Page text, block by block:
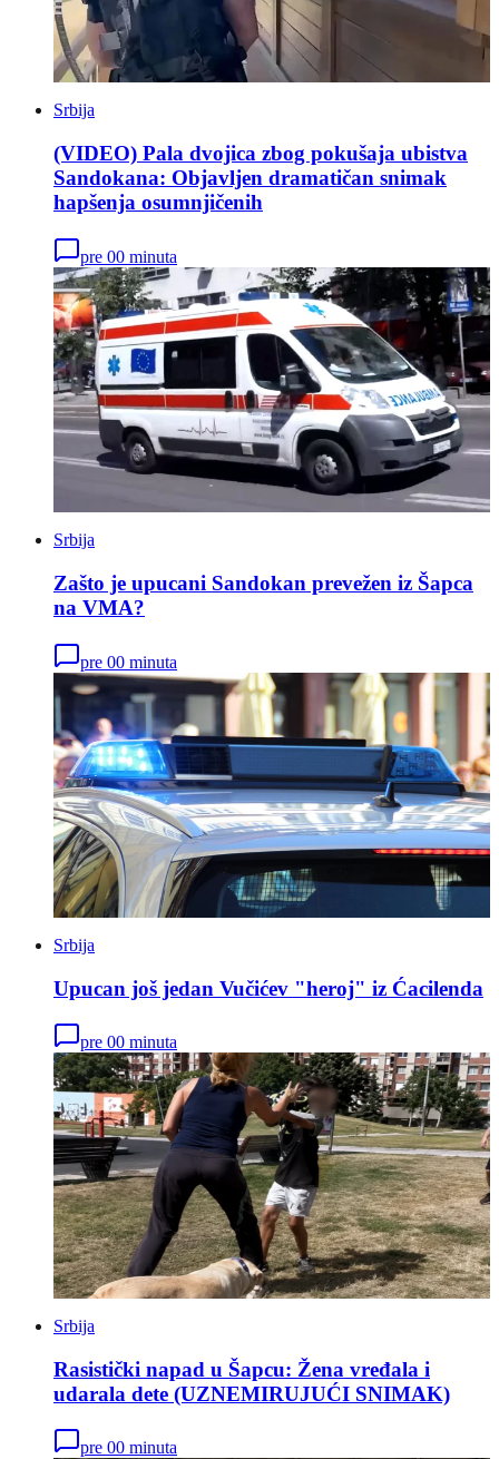
Srbija
(VIDEO) Pala dvojica zbog pokušaja ubistva
Sandokana: Objavljen dramatičan snimak
hapšenja osumnjičenih
pre 00 minuta
Srbija
Zašto je upucani Sandokan prevežen iz Šapca
na VMA?
pre 00 minuta
Srbija
Upucan još jedan Vučićev "heroj" iz Ćacilenda
pre 00 minuta
Srbija
Rasistički napad u Šapcu: Žena vređala i
udarala dete (UZNEMIRUJUĆI SNIMAK)
pre 00 minuta